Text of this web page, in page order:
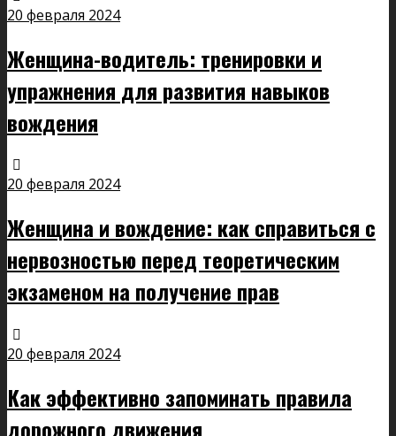
20 февраля 2024
Женщина-водитель: тренировки и
упражнения для развития навыков
вождения
20 февраля 2024
Женщина и вождение: как справиться с
нервозностью перед теоретическим
экзаменом на получение прав
20 февраля 2024
Как эффективно запоминать правила
дорожного движения